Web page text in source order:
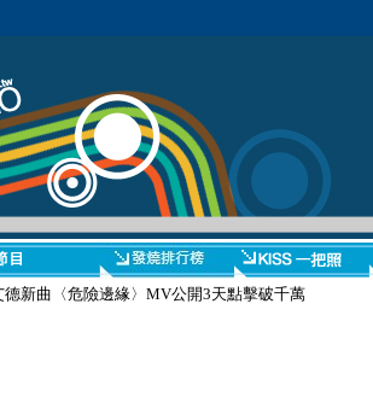
德新曲〈危險邊緣〉MV公開3天點擊破千萬